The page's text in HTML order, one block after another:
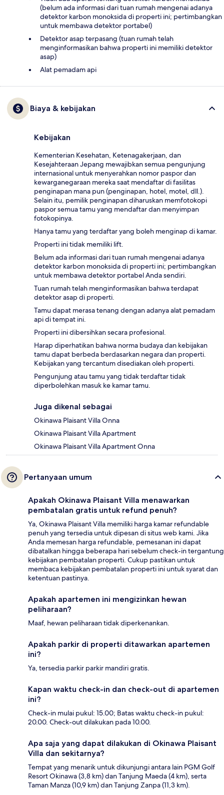
(belum ada informasi dari tuan rumah mengenai adanya
detektor karbon monoksida di properti ini; pertimbangkan
untuk membawa detektor portabel)
Detektor asap terpasang (tuan rumah telah
menginformasikan bahwa properti ini memiliki detektor
asap)
Alat pemadam api
Biaya & kebijakan
Kebijakan
Kementerian Kesehatan, Ketenagakerjaan, dan
Kesejahteraan Jepang mewajibkan semua pengunjung
internasional untuk menyerahkan nomor paspor dan
kewarganegaraan mereka saat mendaftar di fasilitas
penginapan mana pun (penginapan, hotel, motel, dll.).
Selain itu, pemilik penginapan diharuskan memfotokopi
paspor semua tamu yang mendaftar dan menyimpan
fotokopinya.
Hanya tamu yang terdaftar yang boleh menginap di kamar.
Properti ini tidak memiliki lift.
Belum ada informasi dari tuan rumah mengenai adanya
detektor karbon monoksida di properti ini; pertimbangkan
untuk membawa detektor portabel Anda sendiri.
Tuan rumah telah menginformasikan bahwa terdapat
detektor asap di properti.
Tamu dapat merasa tenang dengan adanya alat pemadam
api di tempat ini.
Properti ini dibersihkan secara profesional.
Harap diperhatikan bahwa norma budaya dan kebijakan
tamu dapat berbeda berdasarkan negara dan properti.
Kebijakan yang tercantum disediakan oleh properti.
Pengunjung atau tamu yang tidak terdaftar tidak
diperbolehkan masuk ke kamar tamu.
Juga dikenal sebagai
Okinawa Plaisant Villa Onna
Okinawa Plaisant Villa Apartment
Okinawa Plaisant Villa Apartment Onna
Pertanyaan umum
Apakah Okinawa Plaisant Villa menawarkan
pembatalan gratis untuk refund penuh?
Ya, Okinawa Plaisant Villa memiliki harga kamar refundable
penuh yang tersedia untuk dipesan di situs web kami. Jika
Anda memesan harga refundable, pemesanan ini dapat
dibatalkan hingga beberapa hari sebelum check-in tergantung
kebijakan pembatalan properti. Cukup pastikan untuk
membaca kebijakan pembatalan properti ini untuk syarat dan
ketentuan pastinya.
Apakah apartemen ini mengizinkan hewan
peliharaan?
Maaf, hewan peliharaan tidak diperkenankan.
Apakah parkir di properti ditawarkan apartemen
ini?
Ya, tersedia parkir parkir mandiri gratis.
Kapan waktu check-in dan check-out di apartemen
ini?
Check-in mulai pukul: 15.00; Batas waktu check-in pukul:
20.00. Check-out dilakukan pada 10.00.
Apa saja yang dapat dilakukan di Okinawa Plaisant
Villa dan sekitarnya?
Tempat yang menarik untuk dikunjungi antara lain PGM Golf
Resort Okinawa (3,8 km) dan Tanjung Maeda (4 km), serta
Taman Manza (10,9 km) dan Tanjung Zanpa (11,3 km).